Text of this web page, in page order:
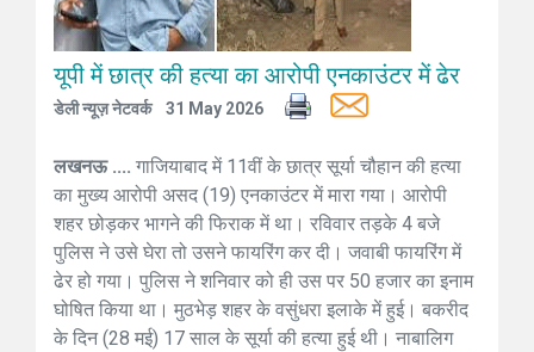
यूपी में छात्र की हत्या का आरोपी एनकाउंटर में ढेर
डेली न्यूज़ नेटवर्क 31 May 2026
लखनऊ .... गाजियाबाद में 11वीं के छात्र सूर्या चौहान की हत्या
का मुख्य आरोपी असद (19) एनकाउंटर में मारा गया। आरोपी
शहर छोड़कर भागने की फिराक में था। रविवार तड़के 4 बजे
पुलिस ने उसे घेरा तो उसने फायरिंग कर दी। जवाबी फायरिंग में
ढेर हो गया। पुलिस ने शनिवार को ही उस पर 50 हजार का इनाम
घोषित किया था। मुठभेड़ शहर के वसुंधरा इलाके में हुई। बकरीद
के दिन (28 मई) 17 साल के सूर्या की हत्या हुई थी। नाबालिग